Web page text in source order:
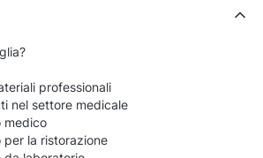
in un unico set
femminili monocolore
elegante, ma anche la
professionali
nel settore medicale
medico
per la ristorazione